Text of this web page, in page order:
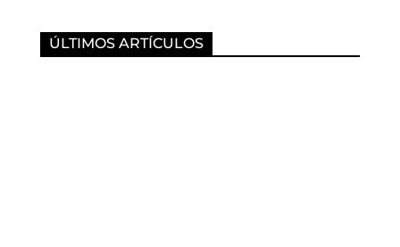
ÚLTIMOS ARTÍCULOS